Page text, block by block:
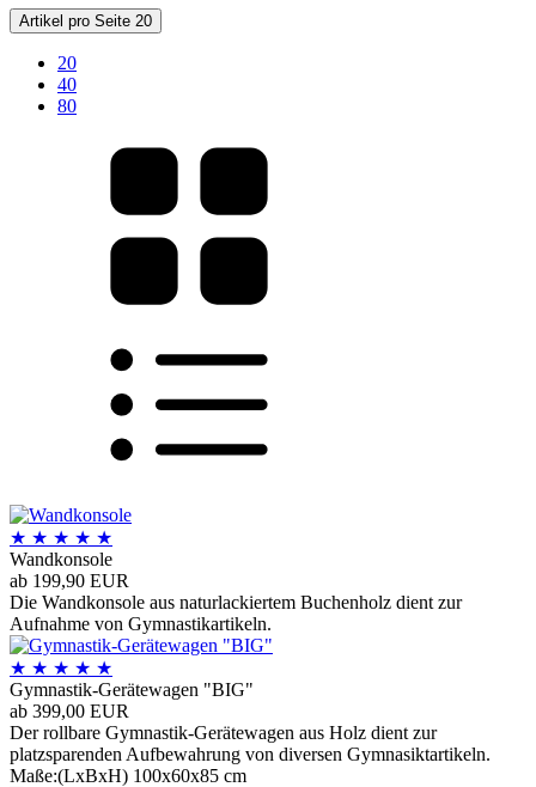
Artikel pro Seite 20
20
40
80
★ ★ ★ ★ ★
Wandkonsole
ab 199,90 EUR
Die Wandkonsole aus naturlackiertem Buchenholz dient zur
Aufnahme von Gymnastikartikeln.
★ ★ ★ ★ ★
Gymnastik-Gerätewagen "BIG"
ab 399,00 EUR
Der rollbare Gymnastik-Gerätewagen aus Holz dient zur
platzsparenden Aufbewahrung von diversen Gymnasiktartikeln.
Maße:(LxBxH) 100x60x85 cm